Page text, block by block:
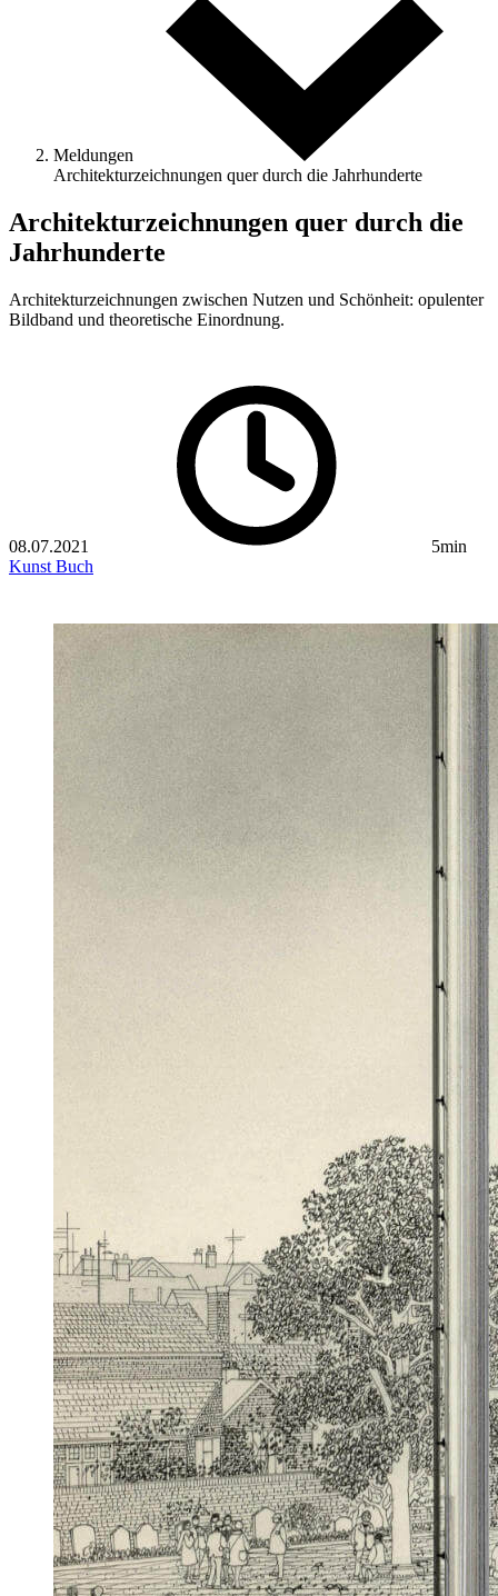
Meldungen
Architekturzeichnungen quer durch die Jahrhunderte
Architekturzeichnungen quer durch die
Jahrhunderte
Architekturzeichnungen zwischen Nutzen und Schönheit: opulenter
Bildband und theoretische Einordnung.
08.07.2021
5min
Kunst Buch